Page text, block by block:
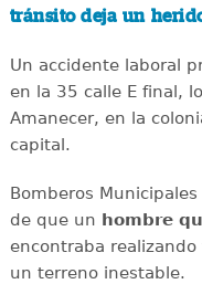
tránsito deja un
Un accidente laboral
en la 35 calle E final,
Amanecer, en la
capital.
Bomberos
de que un hombre
encontraba realizando
un terreno inestable.